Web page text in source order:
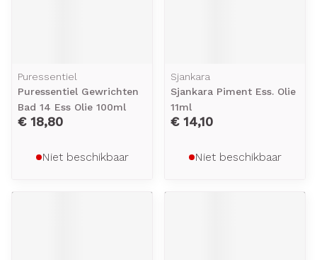
Puressentiel
Puressentiel Gewrichten
Bad 14 Ess Olie 100ml
€ 18,80
Niet beschikbaar
Sjankara
Sjankara Piment Ess. Olie
11ml
€ 14,10
Niet beschikbaar